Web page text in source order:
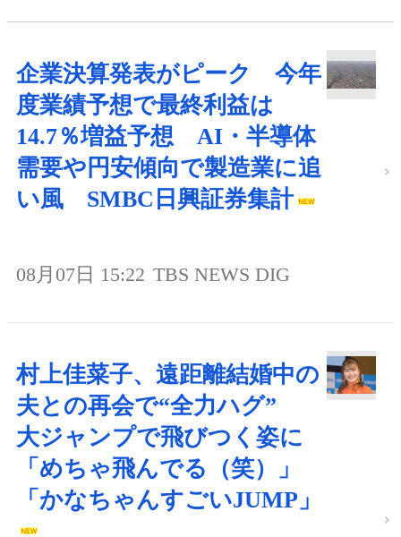
企業決算発表がピーク 今年
度業績予想で最終利益は
14.7％増益予想 AI・半導体
需要や円安傾向で製造業に追
い風 SMBC日興証券集計
08月07日 15:22 TBS NEWS DIG
村上佳菜子、遠距離結婚中の
夫との再会で“全力ハグ”
大ジャンプで飛びつく姿に
「めちゃ飛んでる（笑）」
「かなちゃんすごいJUMP」